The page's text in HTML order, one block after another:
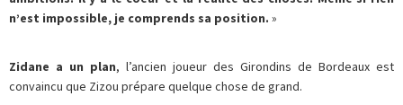
n’est impossible, je comprends sa position. »
Zidane a un plan, l’ancien joueur des Girondins de Bordeaux est
convaincu que Zizou prépare quelque chose de grand.